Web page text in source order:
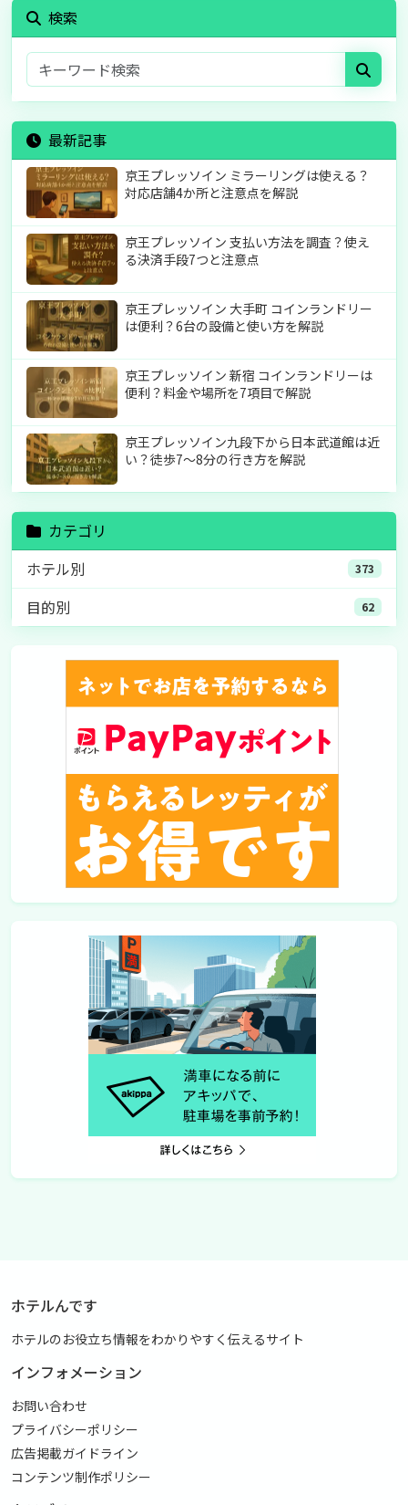
検索
最新記事
京王プレッソイン ミラーリングは使える？
対応店舗4か所と注意点を解説
京王プレッソイン 支払い方法を調査？使え
る決済手段7つと注意点
京王プレッソイン 大手町 コインランドリー
は便利？6台の設備と使い方を解説
京王プレッソイン 新宿 コインランドリーは
便利？料金や場所を7項目で解説
京王プレッソイン九段下から日本武道館は近
い？徒歩7〜8分の行き方を解説
カテゴリ
ホテル別
373
目的別 62
ホテルんです
ホテルのお役立ち情報をわかりやすく伝えるサイト
インフォメーション
お問い合わせ
プライバシーポリシー
広告掲載ガイドライン
コンテンツ制作ポリシー